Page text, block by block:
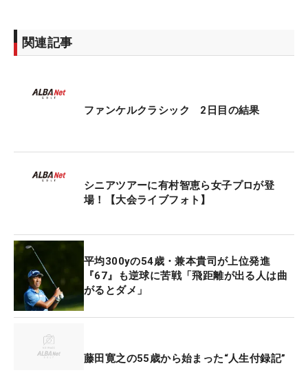
とができて、いい集中力で回ることができてだいぶ
満足しています」と笑顔で振り返った。
最終日は37歳の有村、41歳の佐伯との組み合わせで
回った。「智恵さんとは2日回って、三貴さんは本
した。
「『こういうプレーが出来るんだぞ』と。女子ゴル
フは若い子が頑張っていますし、30代の女子プロも
ちゃんと光るものを持っているということを、お客
さんにアピール出来たかなと思います（笑）」とベ
テランプロの意地を見せた。
LADYGO CUPの発起人、有村は今回のエキシビジョ
ンマッチを終えて「本当にすごくステキな大会。ギ
関連記事
ファンケルクラシック 2日目の結果
シニアツアーに有村智恵ら女子プロが登
場！【大会ライブフォト】
平均300yの54歳・兼本貴司が上位発進
『67』も逆球に苦戦「飛距離が出る人は曲
がるとダメ」
藤田寛之の55歳から始まった“人生付録記”